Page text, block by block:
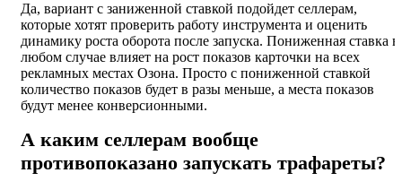
Да, вариант с заниженной ставкой подойдет селлерам,
которые хотят проверить работу инструмента и оценить
динамику роста оборота после запуска. Пониженная ставка в
любом случае влияет на рост показов карточки на всех
рекламных местах Озона. Просто с пониженной ставкой
количество показов будет в разы меньше, а места показов
будут менее конверсионными.
А каким селлерам вообще
противопоказано запускать трафареты?